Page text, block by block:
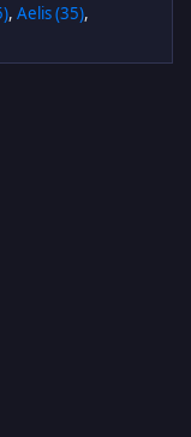
, Aelis (35),